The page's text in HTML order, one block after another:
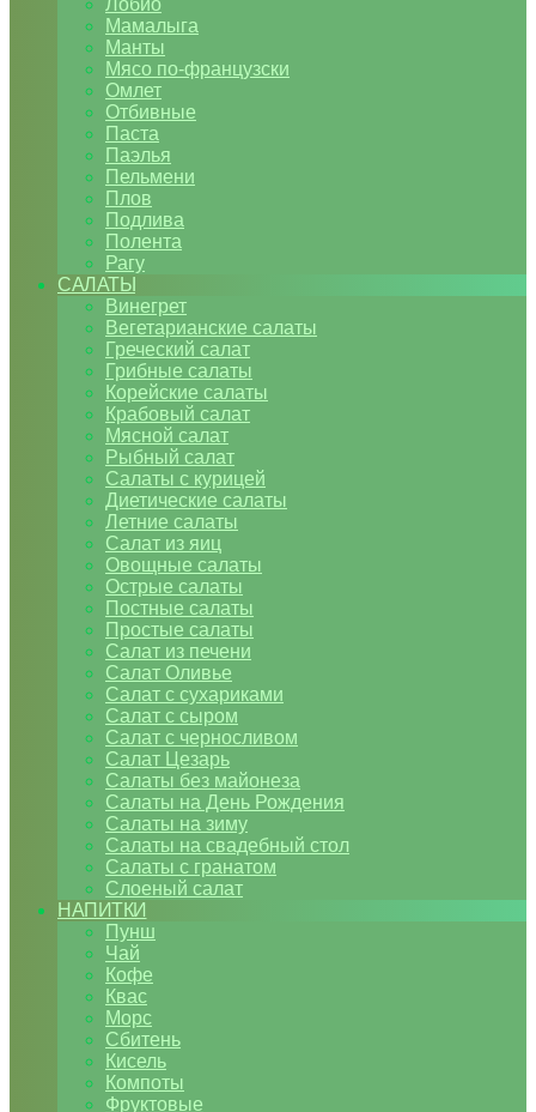
Лобио
Мамалыга
Манты
Мясо по-французски
Омлет
Отбивные
Паста
Паэлья
Пельмени
Плов
Подлива
Полента
Рагу
САЛАТЫ
Винегрет
Вегетарианские салаты
Греческий салат
Грибные салаты
Корейские салаты
Крабовый салат
Мясной салат
Рыбный салат
Салаты с курицей
Диетические салаты
Летние салаты
Салат из яиц
Овощные салаты
Острые салаты
Постные салаты
Простые салаты
Салат из печени
Салат Оливье
Салат с сухариками
Салат с сыром
Салат с черносливом
Салат Цезарь
Салаты без майонеза
Салаты на День Рождения
Салаты на зиму
Салаты на свадебный стол
Салаты с гранатом
Слоеный салат
НАПИТКИ
Пунш
Чай
Кофе
Квас
Морс
Сбитень
Кисель
Компоты
Фруктовые